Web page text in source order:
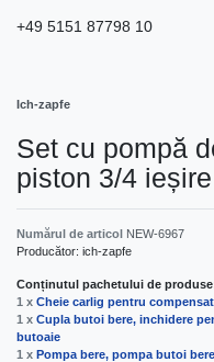
+49 5151 87798 10
Ich-zapfe
Set cu pompă
piston 3/4
Numărul de articol NEW-6967
Producător: ich-zapfe
Conținutul pachetului de
1 x Cheie carlig pentru
1 x Cupla butoi bere, inchidere
butoaie
1 x Pompa bere, pompa butoi